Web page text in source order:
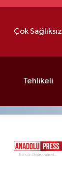
Çok Sağlıksız
Tehlikeli